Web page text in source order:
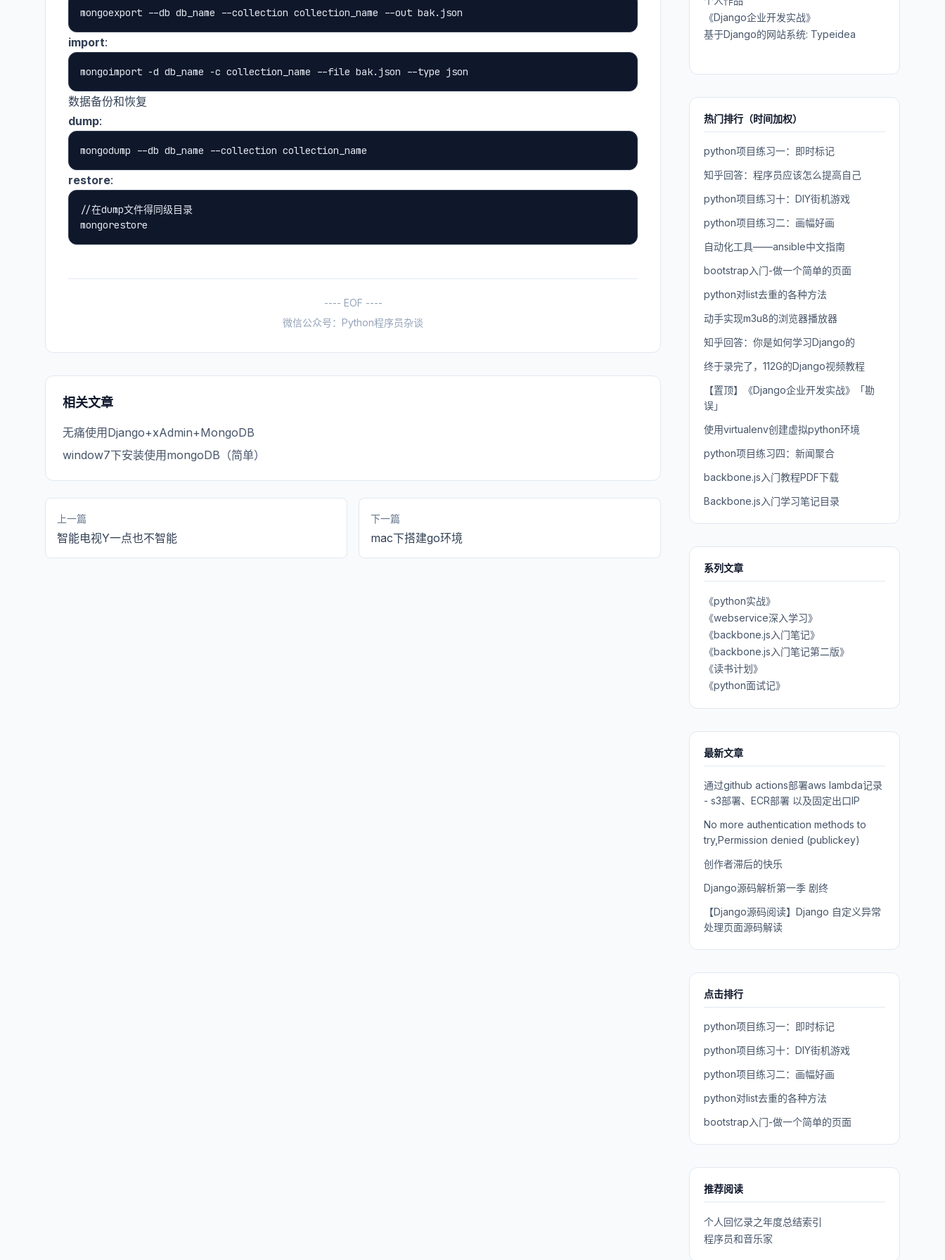
import:
数据备份和恢复
dump:
restore:
//在dump文件得同级目录
---- EOF ----
微信公众号：Python程序员杂谈
相关文章
无痛使用Django+xAdmin+MongoDB
window7下安装使用mongoDB（简单）
上一篇
智能电视Y一点也不智能
下一篇
mac下搭建go环境
《Django企业开发实战》
基于Django的网站系统: Typeidea
热门排行（时间加权）
python项目练习一：即时标记
知乎回答：程序员应该怎么提高自己
python项目练习十：DIY街机游戏
python项目练习二：画幅好画
自动化工具——ansible中文指南
bootstrap入门-做一个简单的页面
python对list去重的各种方法
动手实现m3u8的浏览器播放器
知乎回答：你是如何学习Django的
终于录完了，112G的Django视频教程
【置顶】《Django企业开发实战》「勘
误」
使用virtualenv创建虚拟python环境
python项目练习四：新闻聚合
backbone.js入门教程PDF下载
Backbone.js入门学习笔记目录
系列文章
《python实战》
《webservice深入学习》
《backbone.js入门笔记》
《backbone.js入门笔记第二版》
《读书计划》
《python面试记》
最新文章
通过github actions部署aws lambda记录
- s3部署、ECR部署 以及固定出口IP
No more authentication methods to
try,Permission denied (publickey)
创作者滞后的快乐
Django源码解析第一季 剧终
【Django源码阅读】Django 自定义异常
处理页面源码解读
点击排行
python项目练习一：即时标记
python项目练习十：DIY街机游戏
python项目练习二：画幅好画
python对list去重的各种方法
bootstrap入门-做一个简单的页面
推荐阅读
个人回忆录之年度总结索引
程序员和音乐家